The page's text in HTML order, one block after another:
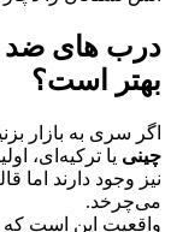
درب های ضد
بهتر است؟
اگر سری به بازار
چینی یا ترکیه‌ای،
نیز وجود دارند
می‌چرخد.
واقعیت این است